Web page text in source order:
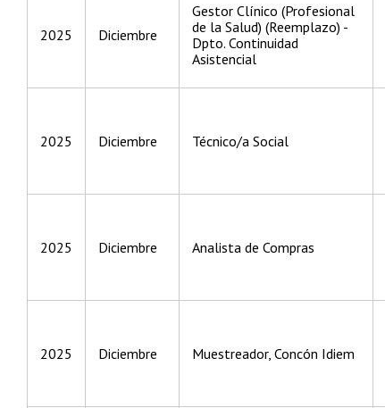
2025 Diciembre
Gestor Clínico (Profesional
de la Salud) (Reemplazo) -
Dpto. Continuidad
Asistencial
2025 Diciembre Técnico/a Social
2025 Diciembre Analista de Compras
2025 Diciembre Muestreador, Concón Idiem